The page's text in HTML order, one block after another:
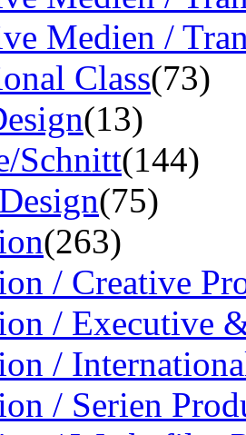
Medien /
Class(73)
(13)
Schnitt(144)
(75)
(263)
/ Creative
/ Executive
/
/ Serien